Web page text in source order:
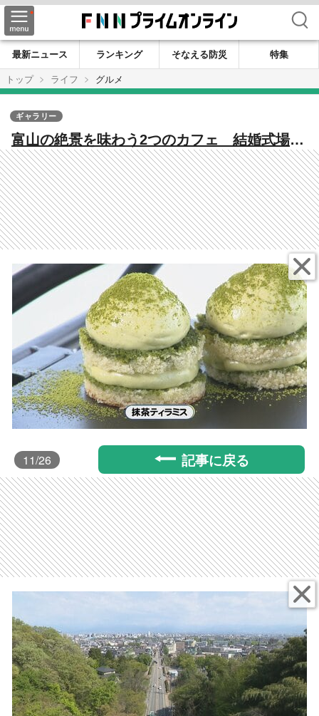
検索
最新ニュース ランキング そなえる防災
特集
トップ
ライフ グルメ
富山の絶景を味わう2つのカフェ 結婚式場レ
ストランとヒスイ海岸のメロンスイーツ
ギャラリー
11/26 記事に戻る